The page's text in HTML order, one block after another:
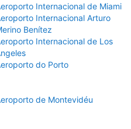
Internacional de Miami
Internacional Arturo
Benítez
Internacional de Los
do Porto
de Montevidéu